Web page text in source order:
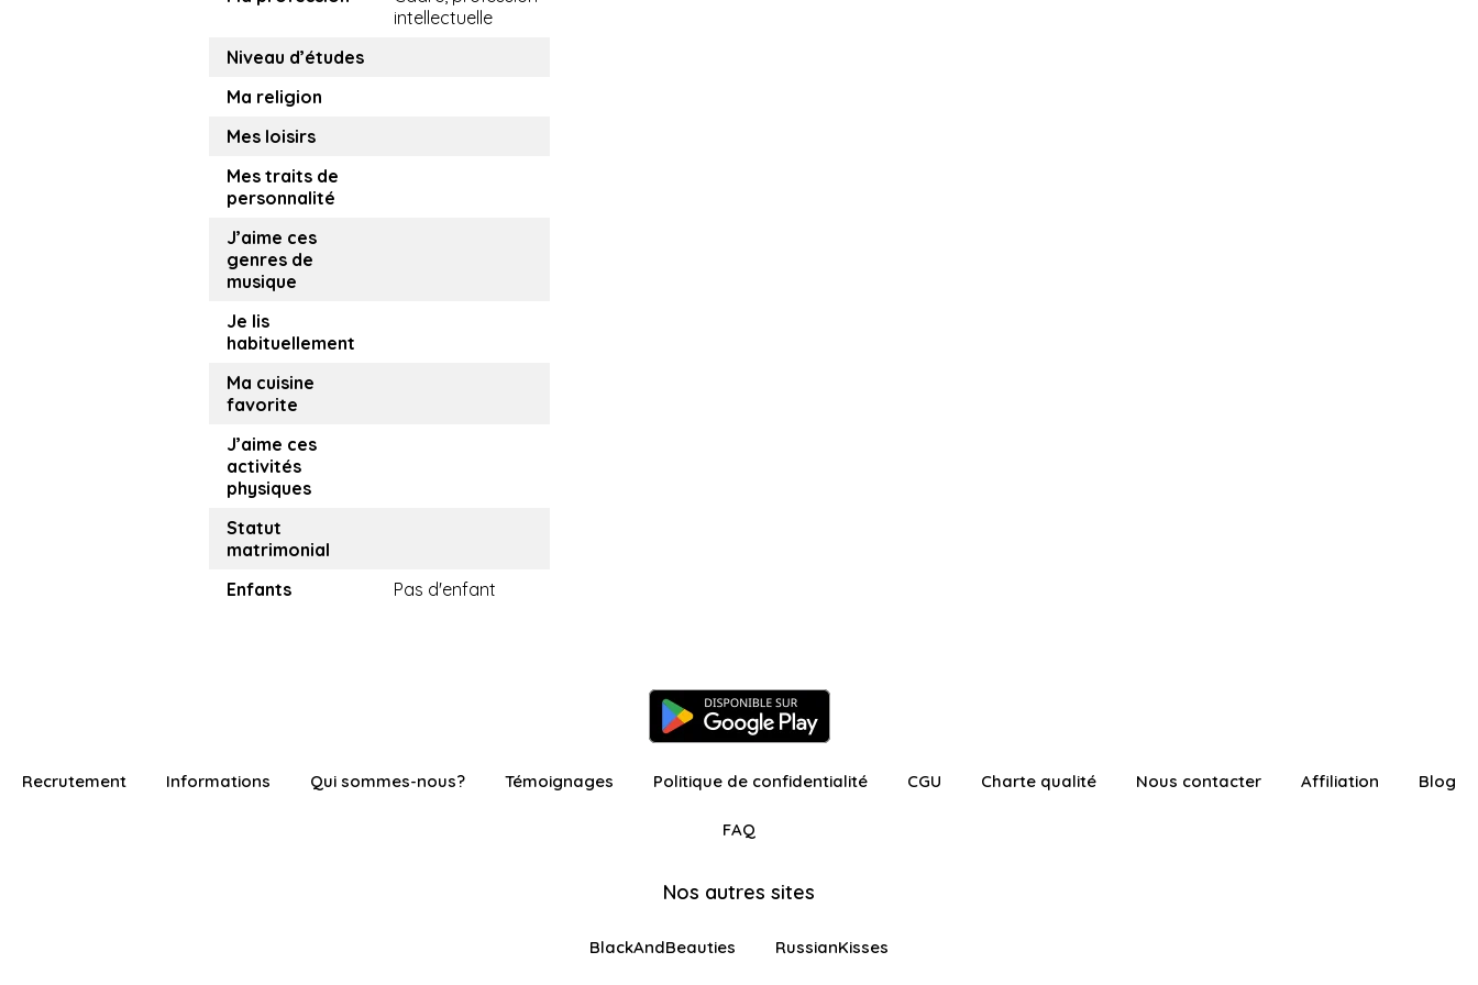
intellectuelle
Niveau d’études
Ma religion
Mes loisirs
Mes traits de
personnalité
J’aime ces
genres de
musique
Je lis
habituellement
Ma cuisine
favorite
J’aime ces
activités
physiques
Statut
matrimonial
Enfants
Pas d'enfant
Recrutement Informations Qui sommes-nous? Témoignages Politique de confidentialité CGU Charte qualité Nous contacter Affiliation Blog
FAQ
Nos autres sites
BlackAndBeauties RussianKisses